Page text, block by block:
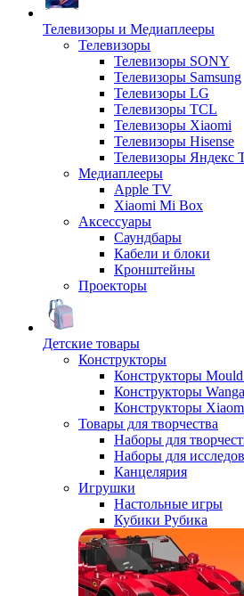
Телевизоры и Медиаплееры
Телевизоры
Телевизоры SONY
Телевизоры Samsung
Телевизоры LG
Телевизоры TCL
Телевизоры Xiaomi
Телевизоры Hisense
Телевизоры Яндекс
Медиаплееры
Apple TV
Xiaomi Mi Box
Аксессуары
Саундбары
Кабели и блоки
Кронштейны
Проекторы
Детские товары
Конструкторы
Конструкторы
Конструкторы
Конструкторы
Товары для творчества
Наборы для
Наборы для
Канцелярия
Игрушки
Настольные игры
Кубики Рубика